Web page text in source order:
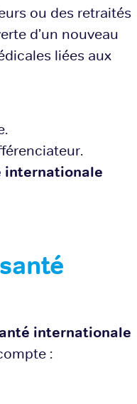
ou des retraités
d’un nouveau
liées aux
internationale
internationale
: